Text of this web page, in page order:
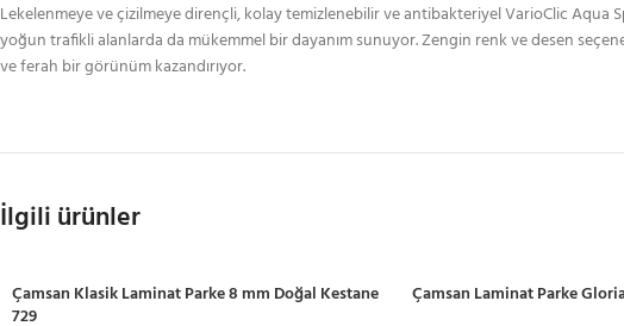
Lekelenmeye ve çizilmeye dirençli, kolay temizlenebilir ve antibakteriyel VarioClic Aqua
yoğun trafikli alanlarda da mükemmel bir dayanım sunuyor. Zengin renk ve desen
ve ferah bir görünüm kazandırıyor.
İlgili ürünler
Çamsan Klasik Laminat Parke 8 mm Doğal Kestane
729
Çamsan Laminat Parke